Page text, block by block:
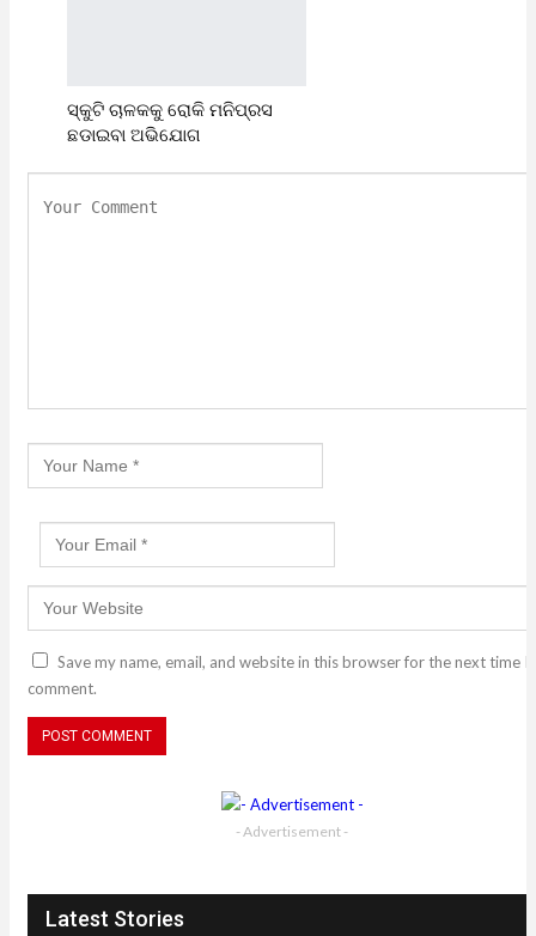
ସ୍କୁଟି ଚାଳକକୁ ରୋକି ମନିପ୍ରସ
ଛଡାଇବା ଅଭିଯୋଗ
Save my name, email, and website in this browser for the next time I
comment.
- Advertisement -
Latest Stories